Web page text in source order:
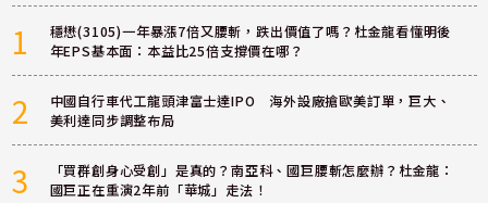
1
穩懋(3105)一年暴漲7倍又腰斬，跌出價值了嗎？杜金龍看懂明後
年EPS基本面：本益比25倍支撐價在哪？
2
中國自行車代工龍頭津富士達IPO 海外設廠搶歐美訂單，巨大、
美利達同步調整布局
3
「買群創身心受創」是真的？南亞科、國巨腰斬怎麼辦？杜金龍：
國巨正在重演2年前「華城」走法！